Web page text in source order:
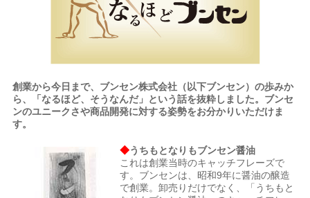
創業から今日まで、ブンセン株式会社（以下ブンセン）の歩みか
ら、「なるほど、そうなんだ」という話を抜粋しました。ブンセ
ンのユニークさや商品開発に対する姿勢をお分かりいただけま
す。
◆うちもとなりもブンセン醤油
これは創業当時のキャッチフレーズで
す。ブンセンは、昭和9年に醤油の醸造
で創業。卸売りだけでなく、「うちもと